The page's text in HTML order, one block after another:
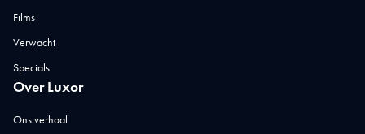
Films
Verwacht
Specials
Over Luxor
Ons verhaal